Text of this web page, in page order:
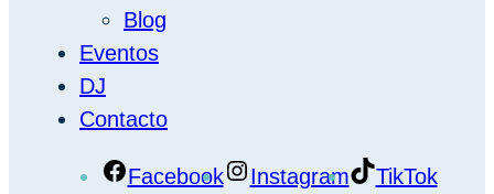
Blog
Eventos
DJ
Contacto
Facebook Instagram TikTok